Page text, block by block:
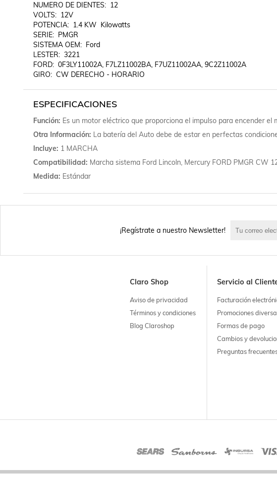
NUMERO DE DIENTES:  12
VOLTS:  12V
POTENCIA:  1.4 KW  Kilowatts
SERIE:  PMGR
SISTEMA OEM:  Ford
LESTER:  3221
FORD:  0F3LY11002A, F7LZ11002BA, F7UZ11002AA, 9C2Z11002A
GIRO:  CW DERECHO - HORARIO
ESPECIFICACIONES
Función Es un motor eléctrico que proporciona el impulso para encender el
Otra Información La batería del Auto debe de estar en perfectas
Incluye 1 MARCHA
Compatibilidad Marcha sistema Ford Lincoln, Mercury FORD PMGR CW
Medida Estándar
¡Regístrate a nuestro Newsletter!
Claro Shop
Aviso de privacidad
Términos y condiciones
Blog Claroshop
Servicio al
Facturación
Promociones
Formas de pago
Cambios y
Preguntas